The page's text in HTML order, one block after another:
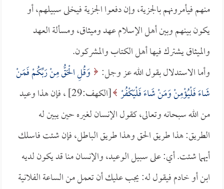
منهم فيأمرونهم بالجزية، وإن دفعوا الجزية فيخلى سبيلهم، أو
يكون بينهم وبين أهل الإسلام عهد وميثاق، ومسألة العهد
والميثاق يشترك فيها أهل الكتاب والمشركون.
وأما الاستدلال بقول الله عز وجل:
وَقُلِ الْحَقُّ مِنْ رَبِّكُمْ فَمَنْ
شَاءَ فَلْيُؤْمِنْ وَمَنْ شَاءَ فَلْيَكْفُرْ
[الكهف:29] ، فإن هذا وعيد
من الله سبحانه وتعالى، كقول الإنسان لغيره حين يبين له
الطريق: هذا طريق الحق وهذا طريق الباطل، فإن شئت فاسلك
أيهما شئت. أي: على سبيل الوعيد، والإنسان منا قد يكون لديه
ابن أو خادم فيقول له: يجب عليك أن تعمل من الساعة الفلانية